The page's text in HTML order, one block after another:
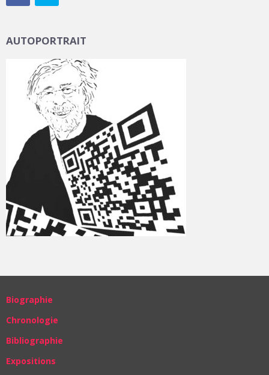
AUTOPORTRAIT
Biographie
Chronologie
Bibliographie
Expositions